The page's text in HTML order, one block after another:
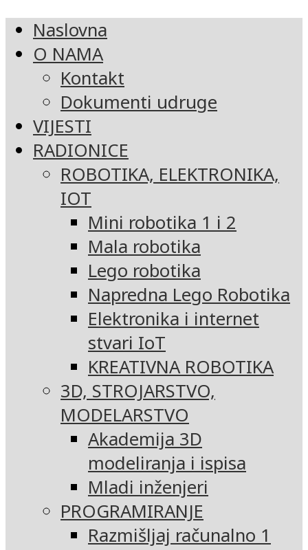
Naslovna
O NAMA
Kontakt
Dokumenti udruge
VIJESTI
RADIONICE
ROBOTIKA, ELEKTRONIKA,
IOT
Mini robotika 1 i 2
Mala robotika
Lego robotika
Napredna Lego Robotika
Elektronika i internet
stvari IoT
KREATIVNA ROBOTIKA
3D, STROJARSTVO,
MODELARSTVO
Akademija 3D
modeliranja i ispisa
Mladi inženjeri
PROGRAMIRANJE
Razmišljaj računalno 1